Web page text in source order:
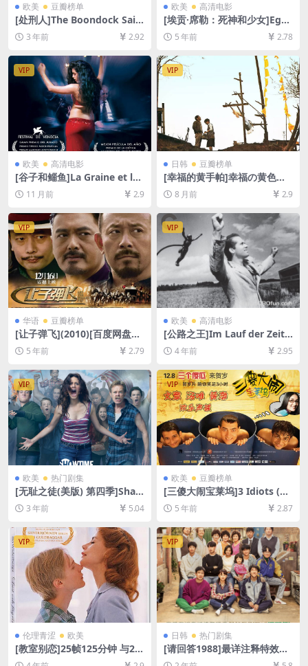
欧美 豆瓣榜单
[处刑人]The Boondock Sain
ts (1999)[百度网盘+夸克网盘
1080P超清未删减资源][网盘
在线播放/下载][MP4/6.9GB]
[中英字幕]
3 年前 2.92
欧美 高清电影
[埃贡·席勒：死神和少女]Ego
n Schiele: Tod und Mädche
n (2016)[百度网盘+迅雷云盘
资源1080P超清未删减][MP4/
7.0GB][原声中字]
5 年前 2.78
VIP
欧美 高清电影
[谷子和鲻鱼]La Graine et le
mulet (2007)[百度网盘+夸克
网盘1080P超清未删减资源]
7GB][中英字幕]
11 月前 2.9
VIP
日韩 豆瓣榜单
[幸福的黄手帕]幸福の黄色い
ハンカチ (1977)[百度网盘+夸
克网盘1080P超清未删减资源]
9GB][中文字幕]
8 月前 2.9
VIP
华语 豆瓣榜单
[让子弹飞](2010)[百度网盘
+迅雷云盘资源1080P超清未
删减][MP4/8.5GB][中文字幕]
5 年前 2.79
VIP
欧美 高清电影
[公路之王]Im Lauf der Zeit
(1976)[百度网盘+迅雷云盘资
源1080P超清未删减][MP4/11
GB][中文字幕]
4 年前 2.95
VIP
欧美 热门剧集
[无耻之徒(美版) 第四季]Sha
meless Season 4 (2014)[百
度网盘+夸克网盘1080P超清
未删减资源][网盘在线播放/下
载][MP4/37GB][中英字幕]
3 年前 5.04
VIP
欧美 豆瓣榜单
[三傻大闹宝莱坞]3 Idiots (20
09)[百度网盘+迅雷云盘资源1
080P超清未删减][MP4/11G
B][中英字幕]
5 年前 2.87
VIP
伦理青涩 欧美
[教室别恋]25帧125分钟 与24
帧130 分钟版本一致 Lust oc
VIP
日韩 热门剧集
[请回答1988]最详注释特效字
幕收藏版응답하라 1988 (201